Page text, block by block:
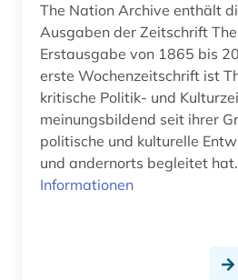
brücke (1)
brückenbau (1)
buchhandel (3)
börse (1)
Japan (2)
Kanada (12)
Korea (1)
The Nation Archive enthält
Ausgaben der Zeitschrift
Erstausgabe von 1865 bis
erste Wochenzeitschrift ist
kritische Politik- und
meinungsbildend seit ihrer
politische und kulturelle
und andernorts begleitet hat.
Informationen